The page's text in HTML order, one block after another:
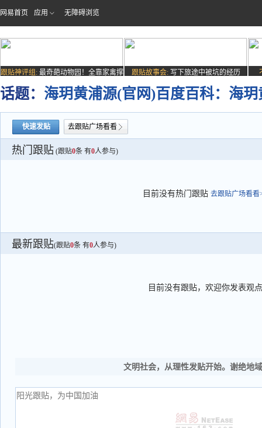
网易首页 应用 无障碍浏览
跟贴神评组: 最奇葩动物园！全靠家禽撑
场子
跟贴故事会: 写下旅途中被坑的经历
话题： 海玥黄浦源(官网)百度百科：海
快速发贴 去跟贴广场看看
热门跟贴 (跟贴0条 有0人参与)
目前没有热门跟贴 去跟贴广场看看
最新跟贴(跟贴0条 有0人参与)
目前没有跟贴，欢迎你发表观点
文明社会，从理性发贴开始。谢绝地